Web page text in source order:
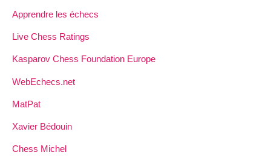
Apprendre les échecs
Live Chess Ratings
Kasparov Chess Foundation Europe
WebEchecs.net
MatPat
Xavier Bédouin
Chess Michel